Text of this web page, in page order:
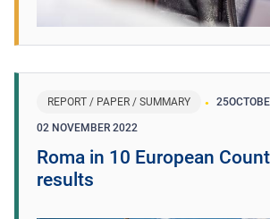
REPORT / PAPER / SUMMARY 25
02 NOVEMBER 2022
Roma in 10 European
results